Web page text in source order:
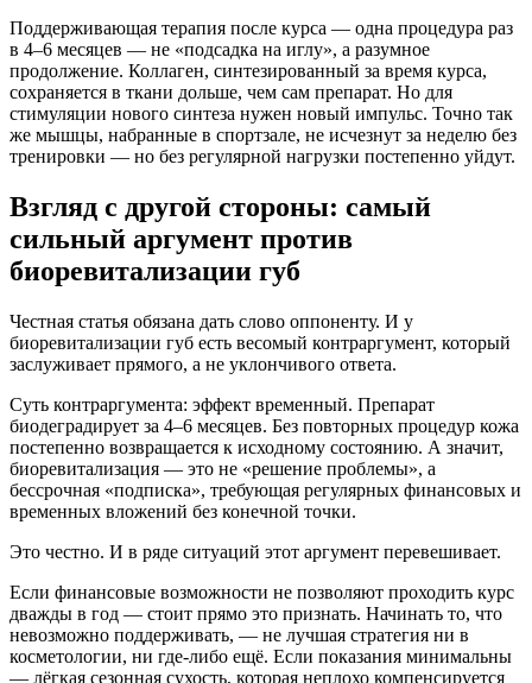
Поддерживающая терапия после курса — одна процедура раз
в 4–6 месяцев — не «подсадка на иглу», а разумное
продолжение. Коллаген, синтезированный за время курса,
сохраняется в ткани дольше, чем сам препарат. Но для
стимуляции нового синтеза нужен новый импульс. Точно так
же мышцы, набранные в спортзале, не исчезнут за неделю без
тренировки — но без регулярной нагрузки постепенно уйдут.
Взгляд с другой стороны: самый
сильный аргумент против
биоревитализации губ
Честная статья обязана дать слово оппоненту. И у
биоревитализации губ есть весомый контраргумент, который
заслуживает прямого, а не уклончивого ответа.
Суть контраргумента: эффект временный. Препарат
биодеградирует за 4–6 месяцев. Без повторных процедур кожа
постепенно возвращается к исходному состоянию. А значит,
биоревитализация — это не «решение проблемы», а
бессрочная «подписка», требующая регулярных финансовых и
временных вложений без конечной точки.
Это честно. И в ряде ситуаций этот аргумент перевешивает.
Если финансовые возможности не позволяют проходить курс
дважды в год — стоит прямо это признать. Начинать то, что
невозможно поддерживать, — не лучшая стратегия ни в
косметологии, ни где-либо ещё. Если показания минимальны
— лёгкая сезонная сухость, которая неплохо компенсируется